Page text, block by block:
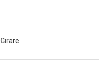
Girare